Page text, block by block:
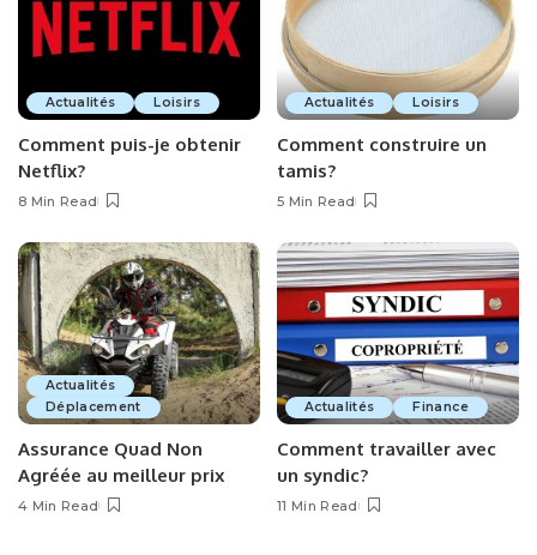
Actualités Loisirs
Comment puis-je obtenir
Netflix?
8 Min Read
Actualités Loisirs
Comment construire un
tamis?
5 Min Read
Actualités
Déplacement
Assurance Quad Non
Agréée au meilleur prix
4 Min Read
Actualités Finance
Comment travailler avec
un syndic?
11 Min Read